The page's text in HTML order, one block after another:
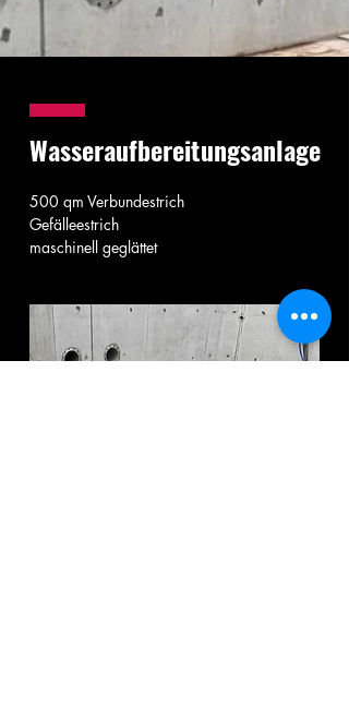
Wasseraufbereitungsanlage
500 qm Verbundestrich
Gefälleestrich
maschinell geglättet